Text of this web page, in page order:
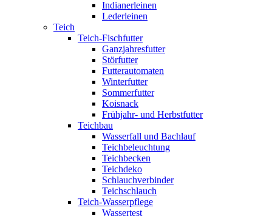
Indianerleinen
Lederleinen
Teich
Teich-Fischfutter
Ganzjahresfutter
Störfutter
Futterautomaten
Winterfutter
Sommerfutter
Koisnack
Frühjahr- und Herbstfutter
Teichbau
Wasserfall und Bachlauf
Teichbeleuchtung
Teichbecken
Teichdeko
Schlauchverbinder
Teichschlauch
Teich-Wasserpflege
Wassertest